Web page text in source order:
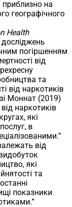
на
географічного
Health
досліджень
погіршенням
від
та
від наркотиків
Моннат (2019)
наркотиків
які
в
від
які
та
показники